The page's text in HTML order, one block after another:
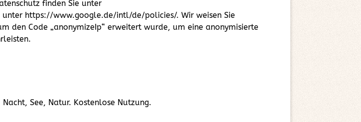
finden Sie unter
https://www.google.de/intl/de/policies/. Wir weisen Sie
den Code „anonymizeIp“ erweitert wurde, um eine anonymisierte
Nacht, See, Natur. Kostenlose Nutzung.